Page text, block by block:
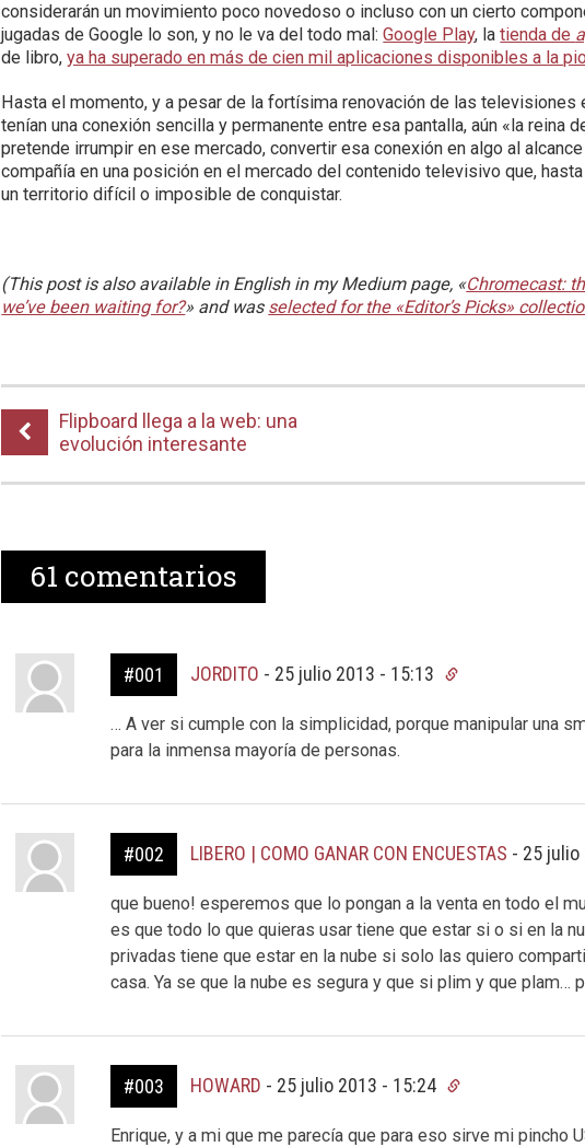
considerarán un movimiento poco novedoso o incluso con un cierto
jugadas de Google lo son, y no le va del todo mal:Google Play, latienda de
de libro,ya ha superado en más de cien mil aplicaciones disponibles a la
Hasta el momento, y a pesar de la fortísima renovación de las televisiones
tenían una conexión sencilla y permanente entre esa pantalla, aún «la reina
pretende irrumpir en ese mercado, convertir esa conexión en algo al
compañía en una posición en el mercado del contenido televisivo que,
un territorio difícil o imposible de conquistar.
(This post is also available in English in my Medium page, «Chromecast:
we’ve been waiting for?» and was selected for the «Editor’s Picks»
Flipboard llega a la web: una
evolución interesante
61 comentarios
#001 JORDITO - 25 julio 2013 - 15:13
… A ver si cumple con la simplicidad, porque manipular una
para la inmensa mayoría de personas.
#002 LIBERO | COMO GANAR CON ENCUESTAS - 25 julio
que bueno! esperemos que lo pongan a la venta en todo el
es que todo lo que quieras usar tiene que estar si o si en la
privadas tiene que estar en la nube si solo las quiero
casa. Ya se que la nube es segura y que si plim y que plam…
#003 HOWARD - 25 julio 2013 - 15:24
Enrique, y a mi que me parecía que para eso sirve mi pincho